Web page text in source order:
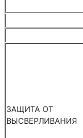
ЗАЩИТА ОТ
ВЫСВЕРЛИВАНИЯ